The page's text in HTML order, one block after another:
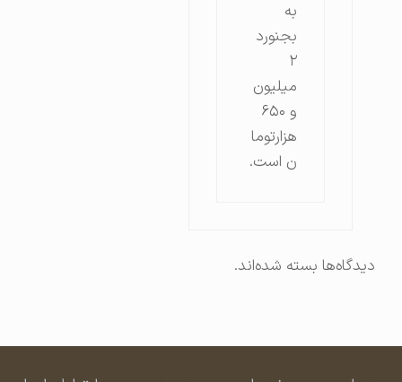
بجنورد
میلیون
و ۶۵۰
هزارتوما
ن است.
دیدگاه‌ها بسته شده‌اند.